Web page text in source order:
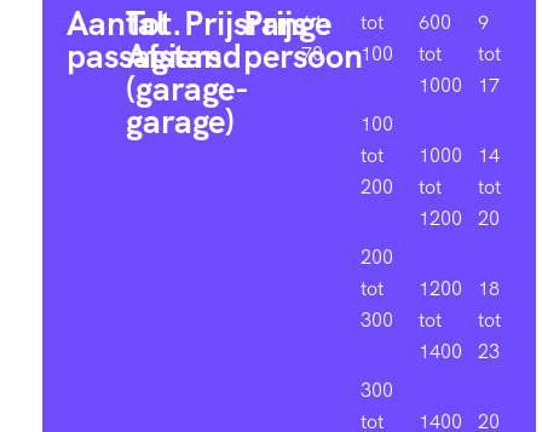
Aantal
passagiers
Tot.
Afstand
(garage-
garage)
Prijsrange
Prijs
persoon
61-
70
tot
100
100
tot
200
200
tot
300
300
tot
600
tot
1000
1000
tot
1200
1200
tot
1400
1400
9
tot
17
14
tot
20
18
tot
23
20